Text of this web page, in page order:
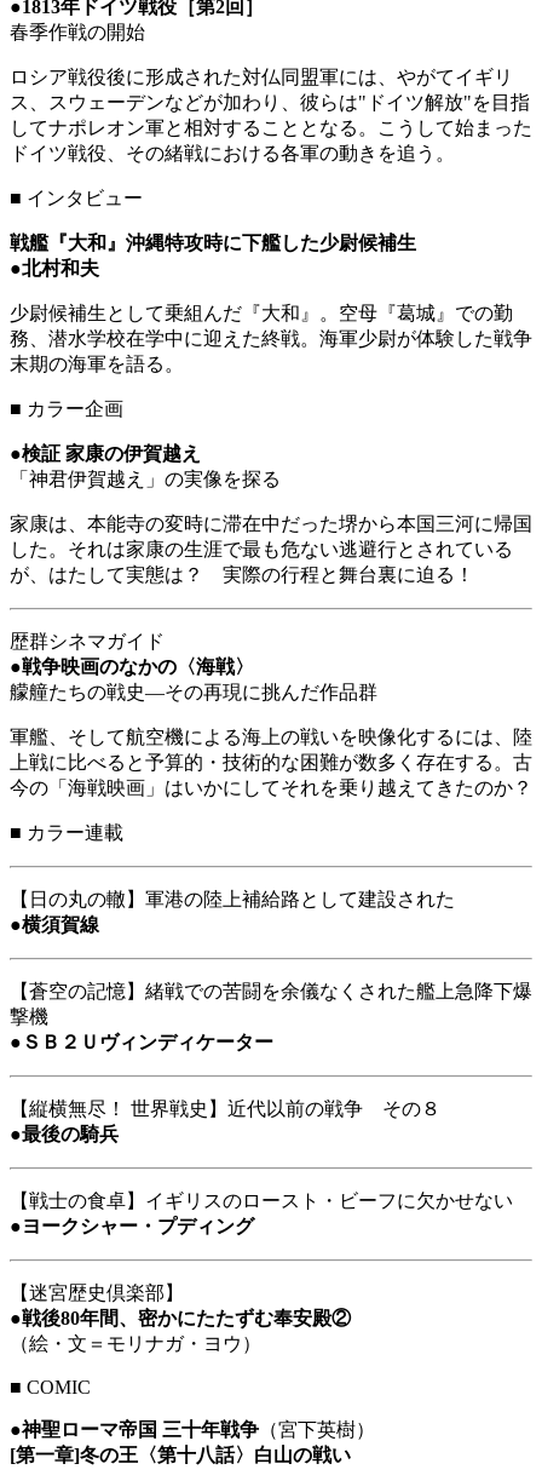
●1813年ドイツ戦役［第2回］
春季作戦の開始
ロシア戦役後に形成された対仏同盟軍には、やがてイギリ
ス、スウェーデンなどが加わり、彼らは"ドイツ解放"を目指
してナポレオン軍と相対することとなる。こうして始まった
ドイツ戦役、その緒戦における各軍の動きを追う。
■ インタビュー
戦艦『大和』沖縄特攻時に下艦した少尉候補生
●北村和夫
少尉候補生として乗組んだ『大和』。空母『葛城』での勤
務、潜水学校在学中に迎えた終戦。海軍少尉が体験した戦争
末期の海軍を語る。
■ カラー企画
●検証 家康の伊賀越え
「神君伊賀越え」の実像を探る
家康は、本能寺の変時に滞在中だった堺から本国三河に帰国
した。それは家康の生涯で最も危ない逃避行とされている
が、はたして実態は？ 実際の行程と舞台裏に迫る！
歴群シネマガイド
●戦争映画のなかの〈海戦〉
艨艟たちの戦史―その再現に挑んだ作品群
軍艦、そして航空機による海上の戦いを映像化するには、陸
上戦に比べると予算的・技術的な困難が数多く存在する。古
今の「海戦映画」はいかにしてそれを乗り越えてきたのか？
■ カラー連載
【日の丸の轍】軍港の陸上補給路として建設された
●横須賀線
【蒼空の記憶】緒戦での苦闘を余儀なくされた艦上急降下爆
撃機
● ＳＢ２Ｕヴィンディケーター
【縦横無尽！ 世界戦史】近代以前の戦争 その８
●最後の騎兵
【戦士の食卓】イギリスのロースト・ビーフに欠かせない
●ヨークシャー・プディング
【迷宮歴史倶楽部】
●戦後80年間、密かにたたずむ奉安殿②
（絵・文＝モリナガ・ヨウ）
■ COMIC
●神聖ローマ帝国 三十年戦争 （宮下英樹）
[第一章]冬の王〈第十八話〉白山の戦い